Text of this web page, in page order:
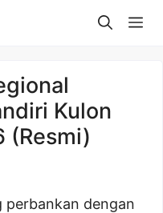
Kulon
(Resmi)
perbankan dengan